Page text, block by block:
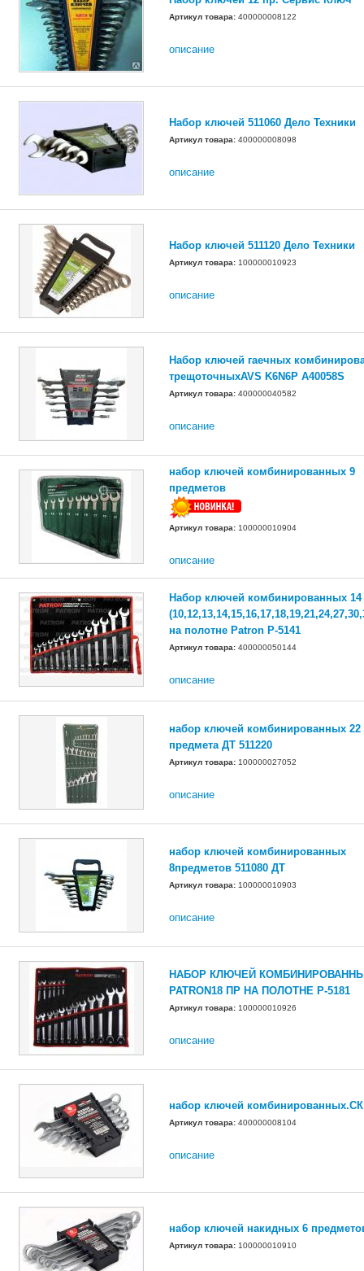
Артикул товара: 400000008122
описание
Набор ключей 511060 Дело Техники
Артикул товара: 400000008098
описание
Набор ключей 511120 Дело Техники
Артикул товара: 100000010923
описание
Набор ключей гаечных
трещоточныхAVS K6N6P A40058S
Артикул товара: 400000040582
описание
набор ключей комбинированных 9
предметов
Артикул товара: 100000010904
описание
Набор ключей комбинированных 14
на полотне Patron P-5141
Артикул товара: 400000050144
описание
набор ключей комбинированных 22
предмета ДТ 511220
Артикул товара: 100000027052
описание
набор ключей комбинированных
8предметов 511080 ДТ
Артикул товара: 100000010903
описание
НАБОР КЛЮЧЕЙ
PATRON18 ПР НА ПОЛОТНЕ P-5181
Артикул товара: 100000010926
описание
набор ключей
Артикул товара: 400000008104
описание
набор ключей накидных 6
Артикул товара: 100000010910